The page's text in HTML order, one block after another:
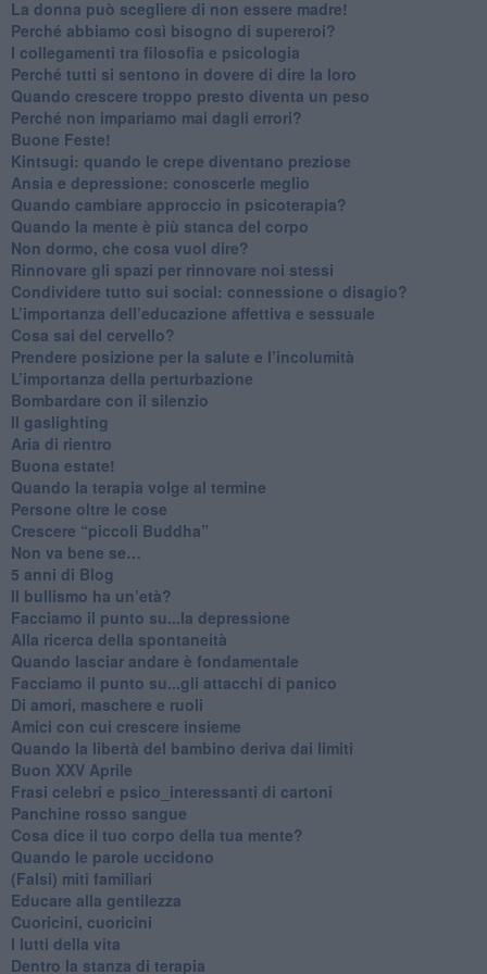
​La donna può scegliere di non essere madre!
​Perché abbiamo così bisogno di supereroi?
​I collegamenti tra filosofia e psicologia
​Perché tutti si sentono in dovere di dire la loro
​Quando crescere troppo presto diventa un peso
​Perché non impariamo mai dagli errori?
​Buone Feste!
​Kintsugi: quando le crepe diventano preziose
Ansia e depressione: conoscerle meglio
Quando cambiare approccio in psicoterapia?
​Quando la mente è più stanca del corpo
Non dormo, che cosa vuol dire?
​Rinnovare gli spazi per rinnovare noi stessi
​Condividere tutto sui social: connessione o disagio?
​L’importanza dell’educazione affettiva e sessuale
​Cosa sai del cervello?
Prendere posizione per la salute e l’incolumità
L’importanza della perturbazione
​Bombardare con il silenzio
Il gaslighting
Aria di rientro
Buona estate!
​Quando la terapia volge al termine
​Persone oltre le cose
​Crescere “piccoli Buddha”
Non va bene se…
​5 anni di Blog
​Il bullismo ha un’età?
Facciamo il punto su...la depressione
​Alla ricerca della spontaneità
​Quando lasciar andare è fondamentale
Facciamo il punto su...gli attacchi di panico
Di amori, maschere e ruoli
​Amici con cui crescere insieme
​Quando la libertà del bambino deriva dai limiti
Buon XXV Aprile
​Frasi celebri e psico_interessanti di cartoni
​Panchine rosso sangue
​Cosa dice il tuo corpo della tua mente?
​Quando le parole uccidono
​(Falsi) miti familiari
​Educare alla gentilezza
​Cuoricini, cuoricini
I lutti della vita
​Dentro la stanza di terapia